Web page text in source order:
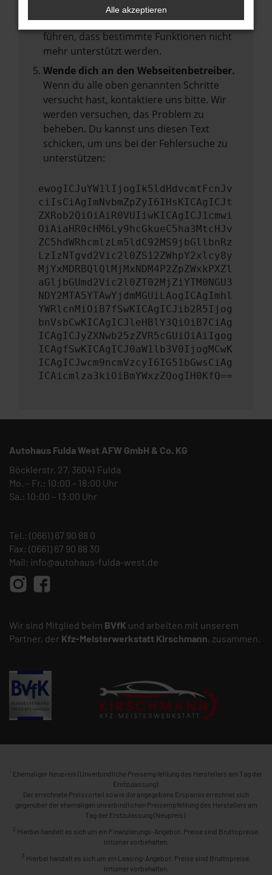
Veraltete Software birgt nicht nur ein
Sicherheitsrisiko, sondern kann auch dazu
führen, dass bestimmte Funktionen nicht
mehr unterstützt werden.
Wende dich an den Webseitenbetreiber.
Wenn du alle oben genannten Schritte
versucht hast, kontaktiere uns bitte. Wir
werden versuchen, das Problem zu
beheben. Du kannst uns diesen Text
schicken, um uns bei der Fehlersuche zu
unterstützen:
ewogICJuYW1lIjogIk5ldHdvcmtFcnJv
ciIsCiAgImNvbmZpZyI6IHsKICAgICJt
ZXRob2QiOiAiR0VUIiwKICAgICJ1cmwi
OiAiaHR0cHM6Ly9hcGkueC5ha3MtcHJv
ZC5hdWRhcmlzLm5ldC92MS9jbGllbnRz
LzIzNTgvd2Vic2l0ZS12ZWhpY2xlcy8y
MjYxMDRBQlQlMjMxNDM4P2ZpZWxkPXZl
aGljbGUmd2Vic2l0ZT02MjZiYTM0NGU3
NDY2MTA5YTAwYjdmMGUiLAogICAgImhl
YWRlcnMiOiB7fSwKICAgICJib2R5Ijog
bnVsbCwKICAgICJleHBlY3QiOiB7CiAg
ICAgICJyZXNwb25zZVR5cGUiOiAiIgog
ICAgfSwKICAgICJ0aW1lb3V0IjogMCwK
ICAgICJwcm9ncmVzcyI6IG51bGwsCiAg
ICAicmlza3kiOiBmYWxzZQogIH0KfQ==
Autohaus Fulda West AFW GmbH & Co. KG
Böcklerstr. 27, 36041 Fulda
Mo. – Fr.: 10:00 – 18:00 Uhr
Sa.: 10:00 – 13:00 Uhr
Tel.: (0661) 67 90 88 0
Fax: (0661) 67 90 88 30
Mail: info@autohaus-fulda-west.de
Wir sind Mitglied beim BVfK und arbeiten mit unserem
Partner, der Kfz-Meisterwerkstatt Kirschmann, zusammen.
1 Ehemaliger Neupreis (Unverbindliche Preisempfehlung des Herstellers am Tag der
Erstzulassung).
Der errechnete Preisvorteil sowie die angegebene Ersparnis errechnet sich
gegenüber der ehemaligen unverbindlichen Preisempfehlung des Herstellers am
Tag der Erstzulassung (Neupreis).
2 Hierbei handelt es sich um ein Finanzierungs-Angebot. Preise sind Bruttopreise.
Irrtümer vorbehalten.
3 Hierbei handelt es sich um ein Leasing-Angebot. Preise sind Bruttopreise.
Irrtümer vorbehalten.
Alle akzeptieren